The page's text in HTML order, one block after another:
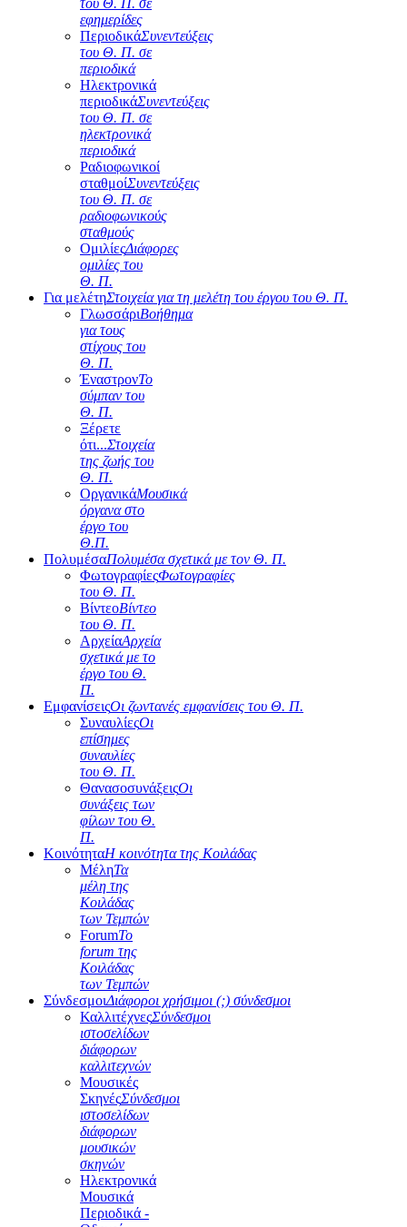
του Θ. Π. σε
εφημερίδες
ΠεριοδικάΣυνεντεύξεις
του Θ. Π. σε
περιοδικά
Ηλεκτρονικά
περιοδικάΣυνεντεύξεις
του Θ. Π. σε
ηλεκτρονικά
περιοδικά
Ραδιοφωνικοί
σταθμοίΣυνεντεύξεις
του Θ. Π. σε
ραδιοφωνικούς
σταθμούς
ΟμιλίεςΔιάφορες
ομιλίες του
Θ. Π.
Για μελέτηΣτοιχεία για τη μελέτη του έργου του Θ. Π.
ΓλωσσάριΒοήθημα
για τους
στίχους του
Θ. Π.
ΈναστρονΤο
σύμπαν του
Θ. Π.
Ξέρετε
ότι...Στοιχεία
της ζωής του
Θ. Π.
ΟργανικάΜουσικά
όργανα στο
έργο του
Θ.Π.
ΠολυμέσαΠολυμέσα σχετικά με τον Θ. Π.
ΦωτογραφίεςΦωτογραφίες
του Θ. Π.
ΒίντεοΒίντεο
του Θ. Π.
ΑρχείαΑρχεία
σχετικά με το
έργο του Θ.
Π.
ΕμφανίσειςΟι ζωντανές εμφανίσεις του Θ. Π.
ΣυναυλίεςΟι
επίσημες
συναυλίες
του Θ. Π.
ΘανασοσυνάξειςΟι
συνάξεις των
φίλων του Θ.
Π.
ΚοινότηταΗ κοινότητα της Κοιλάδας
ΜέληΤα
μέλη της
Κοιλάδας
των Τεμπών
ForumΤο
forum της
Κοιλάδας
των Τεμπών
ΣύνδεσμοιΔιάφοροι χρήσιμοι (;) σύνδεσμοι
ΚαλλιτέχνεςΣύνδεσμοι
ιστοσελίδων
διάφορων
καλλιτεχνών
Μουσικές
ΣκηνέςΣύνδεσμοι
ιστοσελίδων
διάφορων
μουσικών
σκηνών
Ηλεκτρονικά
Μουσικά
Περιοδικά -